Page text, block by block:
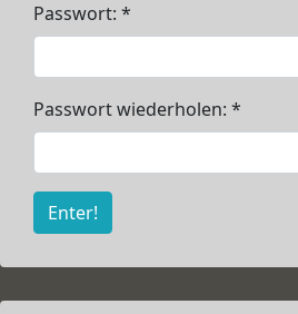
Passwort: *
Passwort wiederholen: *
Enter!